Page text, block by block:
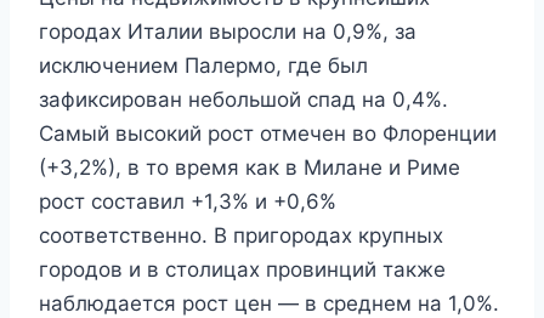
городах Италии выросли на 0,9%, за
исключением Палермо, где был
зафиксирован небольшой спад на 0,4%.
Самый высокий рост отмечен во Флоренции
(+3,2%), в то время как в Милане и Риме
рост составил +1,3% и +0,6%
соответственно. В пригородах крупных
городов и в столицах провинций также
наблюдается рост цен — в среднем на 1,0%.